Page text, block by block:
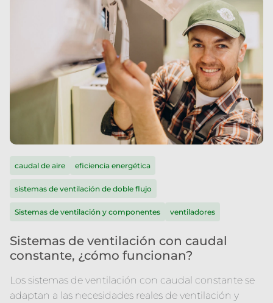
caudal de aire eficiencia energética
sistemas de ventilación de doble flujo
Sistemas de ventilación y componentes ventiladores
Sistemas de ventilación con caudal
constante, ¿cómo funcionan?
Los sistemas de ventilación con caudal constante se
adaptan a las necesidades reales de ventilación y